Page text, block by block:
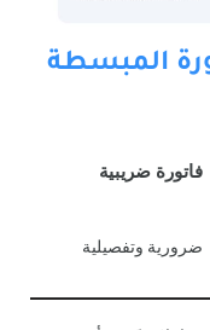
المبسطة
فاتورة ضريبية
ضرورية وتفصيلية